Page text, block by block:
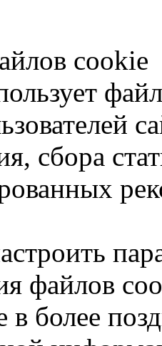
cookie
сбора
файлов
в более